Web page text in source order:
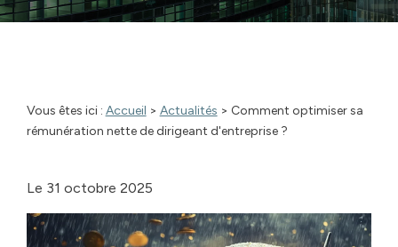
Vous êtes ici : Accueil > Actualités > Comment optimiser sa
rémunération nette de dirigeant d'entreprise ?
Le 31 octobre 2025